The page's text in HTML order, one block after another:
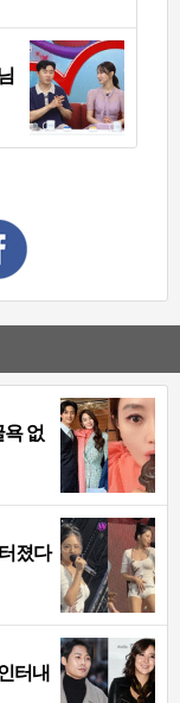
욕 없
졌다
터내